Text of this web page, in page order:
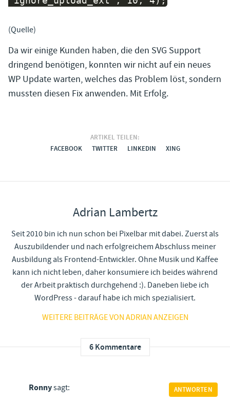
(Quelle)
Da wir einige Kunden haben, die den SVG Support
dringend benötigen, konnten wir nicht auf ein neues
WP Update warten, welches das Problem löst, sondern
mussten diesen Fix anwenden. Mit Erfolg.
ARTIKEL TEILEN:
FACEBOOK
TWITTER LINKEDIN XING
Adrian Lambertz
Seit 2010 bin ich nun schon bei Pixelbar mit dabei. Zuerst als
Auszubildender und nach erfolgreichem Abschluss meiner
Ausbildung als Frontend-Entwickler. Ohne Musik und Kaffee
kann ich nicht leben, daher konsumiere ich beides während
der Arbeit praktisch durchgehend :). Daneben liebe ich
WordPress - darauf habe ich mich spezialisiert.
WEITERE BEITRÄGE VON ADRIAN ANZEIGEN
6 Kommentare
Ronnysagt: ANTWORTEN